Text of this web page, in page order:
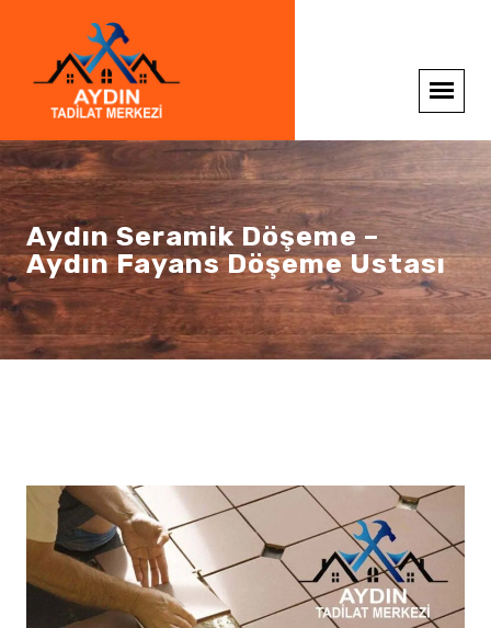
Aydın Seramik Döşeme –
Aydın Fayans Döşeme Ustası